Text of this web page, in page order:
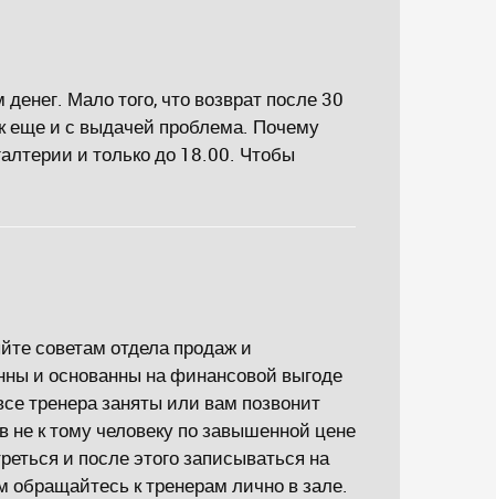
Мало того, что возврат после 30
еще и с выдачей проблема. Почему
и только до 18.00. Чтобы
советам отдела продаж и
и основанны на финансовой выгоде
тренера заняты или вам позвонит
не к тому человеку по завышенной цене
и после этого записываться на
к тренерам лично в зале.